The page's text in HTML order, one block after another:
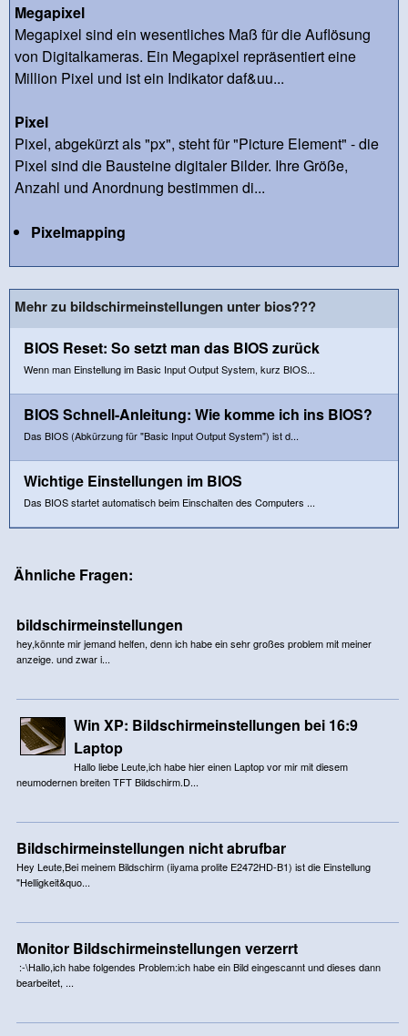
Megapixel
Megapixel sind ein wesentliches Maß für die Auflösung
von Digitalkameras. Ein Megapixel repräsentiert eine
Million Pixel und ist ein Indikator daf&uu...
Pixel
Pixel, abgekürzt als "px", steht für "Picture Element" - die
Pixel sind die Bausteine digitaler Bilder. Ihre Größe,
Anzahl und Anordnung bestimmen di...
Pixelmapping
Mehr zu bildschirmeinstellungen unter bios???
BIOS Reset: So setzt man das BIOS zurück
Wenn man Einstellung im Basic Input Output System, kurz BIOS...
BIOS Schnell-Anleitung: Wie komme ich ins BIOS?
Das BIOS (Abkürzung für "Basic Input Output System") ist d...
Wichtige Einstellungen im BIOS
Das BIOS startet automatisch beim Einschalten des Computers ...
Ähnliche Fragen:
bildschirmeinstellungen
hey,könnte mir jemand helfen, denn ich habe ein sehr großes problem mit meiner
anzeige. und zwar i...
Win XP: Bildschirmeinstellungen bei 16:9
Laptop
Hallo liebe Leute,ich habe hier einen Laptop vor mir mit diesem
neumodernen breiten TFT Bildschirm.D...
Bildschirmeinstellungen nicht abrufbar
Hey Leute,Bei meinem Bildschirm (iiyama prolite E2472HD-B1) ist die Einstellung
"Helligkeit&quo...
Monitor Bildschirmeinstellungen verzerrt
:-\Hallo,ich habe folgendes Problem:ich habe ein Bild eingescannt und dieses dann
bearbeitet, ...